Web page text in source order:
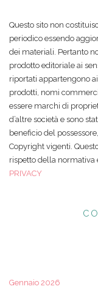
Questo sito non
periodico essendo
dei materiali. Pertanto
prodotto editoriale ai
riportati appartengono
prodotti, nomi
essere marchi di
d’altre società e sono
beneficio del
Copyright vigenti.
rispetto della normativa
PRIVACY
Gennaio 2026